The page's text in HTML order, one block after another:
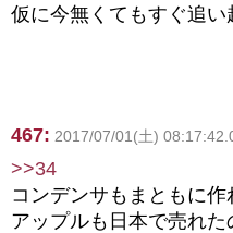
仮に今無くてもすぐ追い
467: 2017/07/01(土)
>>34
コンデンサもまともに作
アップルも日本で売れ